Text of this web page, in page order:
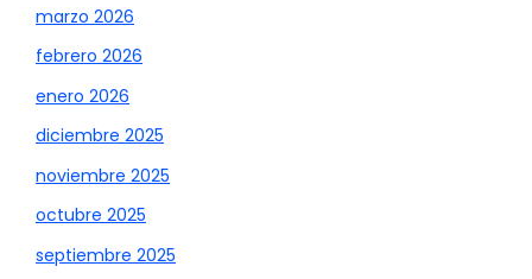
marzo 2026
febrero 2026
enero 2026
diciembre 2025
noviembre 2025
octubre 2025
septiembre 2025